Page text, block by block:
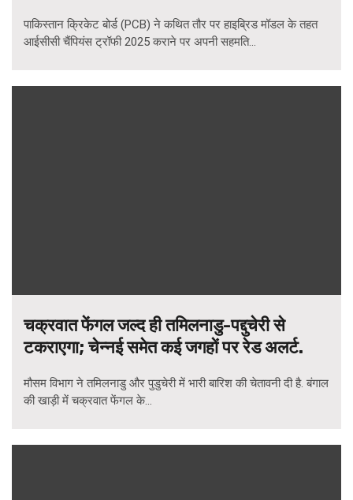
पाकिस्तान क्रिकेट बोर्ड (PCB) ने कथित तौर पर हाइब्रिड मॉडल के तहत
आईसीसी चैंपियंस ट्रॉफी 2025 कराने पर अपनी सहमति...
चक्रवात फेंगल जल्द ही तमिलनाडु-पद्दुचेरी से
टकराएगा; चेन्नई समेत कई जगहों पर रेड अलर्ट.
मौसम विभाग ने तमिलनाडु और पुडुचेरी में भारी बारिश की चेतावनी दी है. बंगाल
की खाड़ी में चक्रवात फेंगल के...